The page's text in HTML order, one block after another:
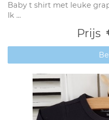
Baby t shirt met leuke
Ik ...
Prijs